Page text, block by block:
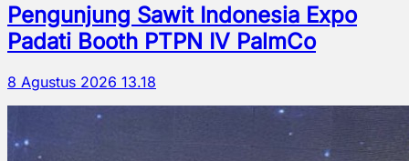
Pengunjung Sawit Indonesia Expo
Padati Booth PTPN IV PalmCo
8 Agustus 2026 13.18